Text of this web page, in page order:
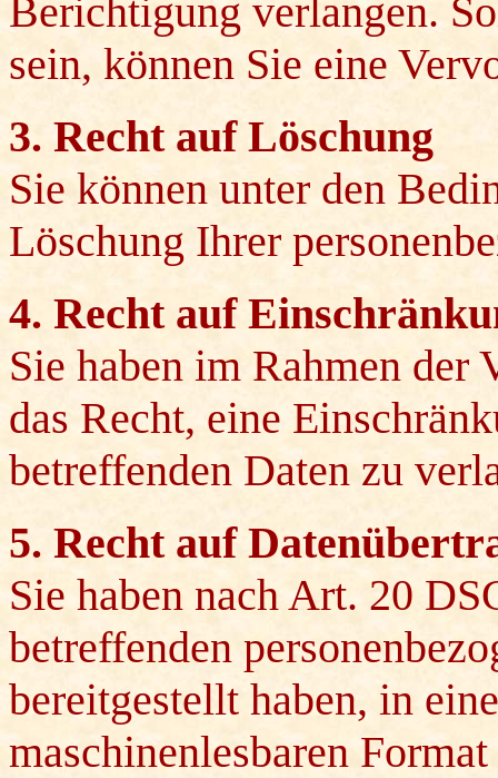
Berichtigung verlangen.
sein, können Sie eine
3. Recht auf Löschung
Sie können unter den
Löschung Ihrer
4. Recht auf
Sie haben im Rahmen der
das Recht, eine
betreffenden Daten zu
5. Recht auf
Sie haben nach Art. 20
betreffenden
bereitgestellt haben, in
maschinenlesbaren